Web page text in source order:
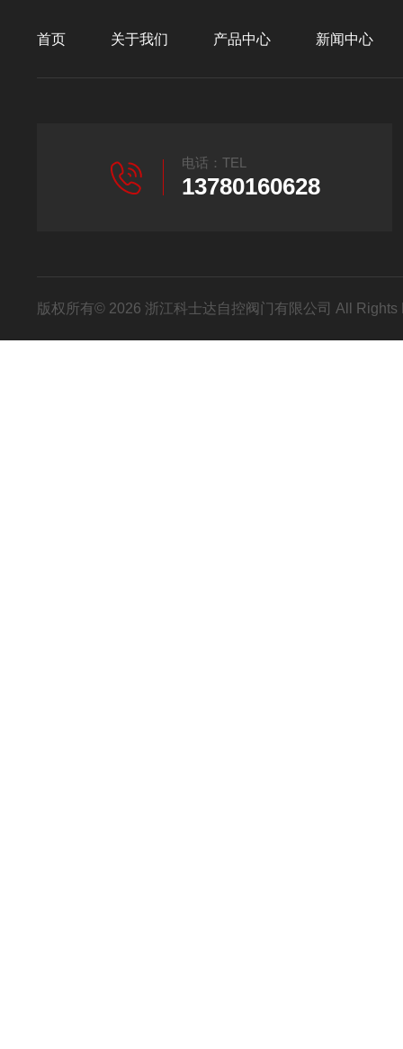
首页 关于我们 产品中心 新闻中心
电话：TEL
13780160628
版权所有© 2026 浙江科士达自控阀门有限公司 All